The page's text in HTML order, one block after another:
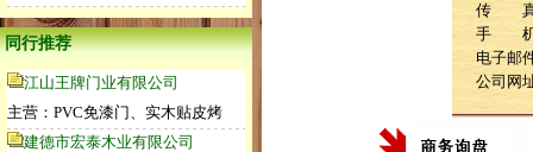
同行推荐
江山王牌门业有限公司
主营：PVC免漆门、实木贴皮烤
建德市宏泰木业有限公司
传 真
手 机
电子邮
公司网